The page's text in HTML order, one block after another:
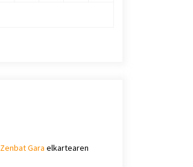
Zenbat Gara elkartearen